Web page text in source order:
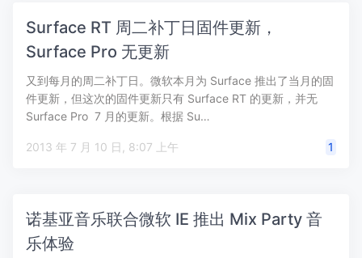
Surface RT 周二补丁日固件更新，
Surface Pro 无更新
又到每月的周二补丁日。微软本月为 Surface 推出了当月的固
件更新，但这次的固件更新只有 Surface RT 的更新，并无
Surface Pro 7 月的更新。根据 Su…
2013 年 7 月 10 日, 8:07 上午 1
诺基亚音乐联合微软 IE 推出 Mix Party 音
乐体验